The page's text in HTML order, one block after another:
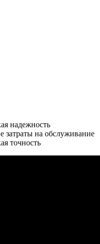
надежность
затраты на обслуживание
точность